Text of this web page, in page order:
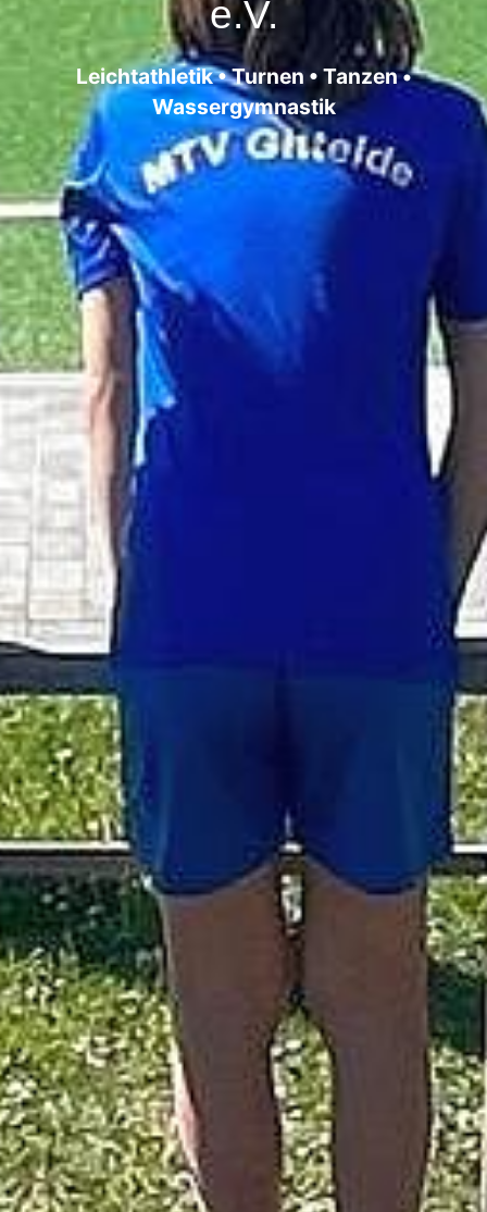
e.V.
Leichtathletik • Turnen • Tanzen •
Wassergymnastik